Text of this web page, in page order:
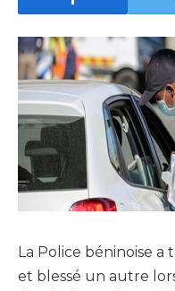
La Police béninoise
et blessé un autre